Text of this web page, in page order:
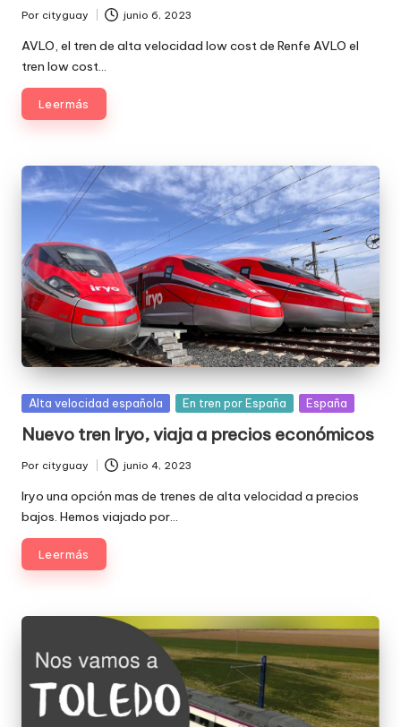
Publicado
por
Por cityguay junio 6, 2023
AVLO, el tren de alta velocidad low cost de Renfe AVLO el
tren low cost…
Leer más
Publicada
Alta velocidad española En tren por España España
Nuevo tren Iryo, viaja a precios económicos
Publicado
por
Por cityguay junio 4, 2023
Iryo una opción mas de trenes de alta velocidad a precios
bajos. Hemos viajado por…
Leer más